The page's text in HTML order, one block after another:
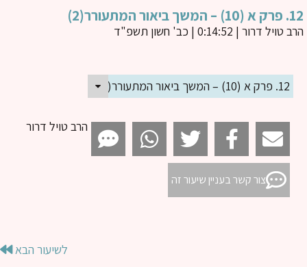
המתעורר(2)
טויל דרור| 0:14:52 | כב' חשון תשפ"ד
12. פרק א (10) – המשך ביאור המתעורר(2)
הרב טויל דרור
צור קשר בעניין שיעור זה
לשיעור הבא